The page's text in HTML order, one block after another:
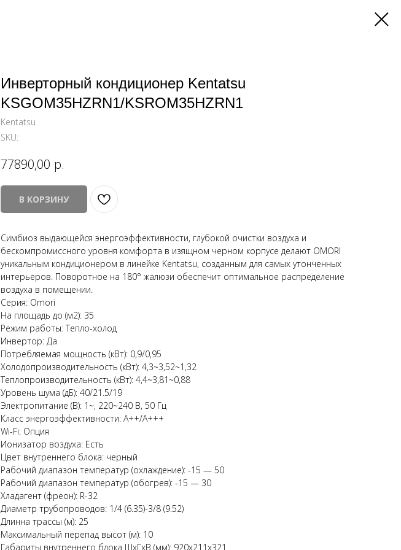
Инверторный кондиционер Kentatsu
KSGOM35HZRN1/KSROM35HZRN1
Kentatsu
SKU:
77890,00 р.
В КОРЗИНУ
Симбиоз выдающейся энергоэффективности, глубокой очистки воздуха и
бескомпромиссного уровня комфорта в изящном черном корпусе делают OMORI
уникальным кондиционером в линейке Kentatsu, созданным для самых утонченных
интерьеров. Поворотное на 180° жалюзи обеспечит оптимальное распределение
воздуха в помещении.
Серия: Omori
На площадь до (м2): 35
Режим работы: Тепло-холод
Инвертор: Да
Потребляемая мощность (кВт): 0,9/0,95
Холодопроизводительность (кВт): 4,3~3,52~1,32
Теплопроизводительность (кВт): 4,4~3,81~0,88
Уровень шума (дБ): 40/21.5/19
Электропитание (В): 1~, 220~240 В, 50 Гц
Класс энергоэффективности: A++/A+++
Wi-Fi: Опция
Ионизатор воздуха: Есть
Цвет внутреннего блока: черный
Рабочий диапазон температур (охлаждение): -15 — 50
Рабочий диапазон температур (обогрев): -15 — 30
Хладагент (фреон): R-32
Диаметр трубопроводов: 1/4 (6.35)-3/8 (9.52)
Длинна трассы (м): 25
Максимальный перепад высот (м): 10
Габариты внутреннего блока ШхГхВ (мм): 920x211x321